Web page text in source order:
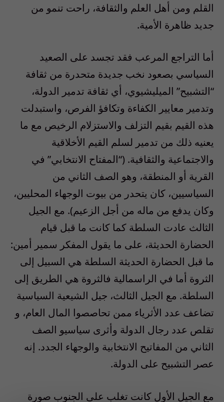
القلم ومن أهل العلم والثقافة، راحت تنمو من
جديد ظاهرة الأمية.
أما التراجع المرعب فقد تجسد على الصعيد
السياسي بصعود نخب جديدة متحدرة من ثقافة
“التشبيح” الميليشيوي، أي ثقافة تدمير الدولة،
وتدمير معايير الكفاءة وتكافؤ الفرص، واستبدلت
هذه القيم بقيم التزلف والاستزلام الرخيص مع ما
يعنيه ذلك من تدمير لسلم القيم الأخلاقية
والاجتماعية والثقافية. (“المفتاح الانتخابي” في
القرية أو المنطقة، وهو الصف الثاني من
السياسيين، كان يتحدر من بيوت الوجهاء المحليين،
وكان يدفع من ماله من أجل الزعيم). مع الجيل
الثالث عادت السلطة كما كانت ما قبل قيام
الحضارة الحديثة، على ما يقول المفكر سمير أمين:
ما قبل الحضارة الحديثة السلطة هي السبيل إلى
الثروة أما في الراسمالية فالثروة هي الطريق إلى
السلطة. مع الجيل الثالث، جيل الشيعية السياسية
تضاعف عدد الأثرياء ممن تحاصصوا المال العام، و
تقلص عدد رجال الدولة وأثرى سياسيو الصف
الثاني من المفاتيح الانتخابية والوجهاء الجدد. إنه
عصر التشبيح على الدولة.
مع الجيل الأول كانت تغلب على الجنوب صورة